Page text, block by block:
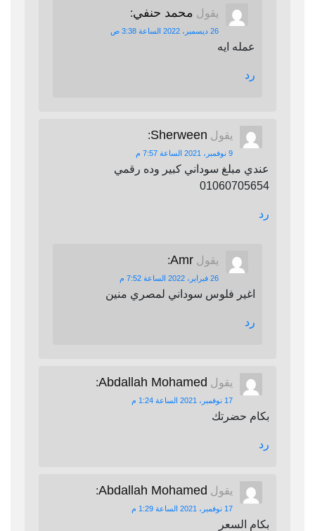
يقول محمد حنفي:
26 ديسمبر، 2022 الساعة 3:38 ص
عمله ايه
رد
يقول Sherween
:
9 نوفمبر، 2021 الساعة 7:57 م
عندي مبلغ سوداني كبير وده رقمي
01060705654
رد
يقول Amr
:
26 فبراير، 2022 الساعة 7:52 م
اغير فلوس سوداني لمصري منين
رد
يقول Abdallah Mohamed
:
17 نوفمبر، 2021 الساعة 1:24 م
بكام حضرتك
رد
يقول Abdallah Mohamed
:
17 نوفمبر، 2021 الساعة 1:29 م
بكام السعر